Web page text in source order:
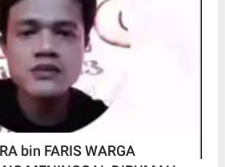
bin FARIS WARGA